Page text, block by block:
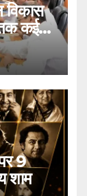
कई
9
शाम